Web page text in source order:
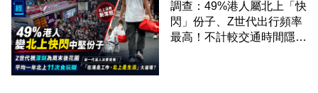
調查：49%港人屬北上「快
閃」份子、Z世代出行頻率
最高！不計較交通時間隱形